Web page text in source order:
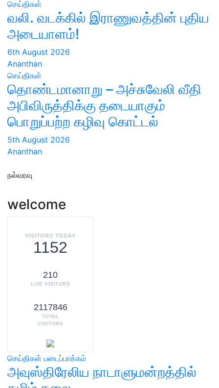
செய்திகள்
வலி. வடக்கில் இராணுவத்தின் புதிய
அடையாளம்!
6th August 2026
Ananthan
செய்திகள்
தொண்டமானாறு – அச்சுவேலி வீதி
அபிவிருத்திக்கு தடையாகும்
பொறுப்பற்ற கழிவு கொட்டல்
5th August 2026
Ananthan
நல்வரவு
welcome
VISITORS TODAY
1152
210
LIVE VISITORS
2117846
TOTAL
VISITORS
செய்திகள் படைப்பாக்கம்
அவுஸ்திரேலிய நாடாளுமன்றத்தில்